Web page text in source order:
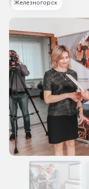
Железногорск